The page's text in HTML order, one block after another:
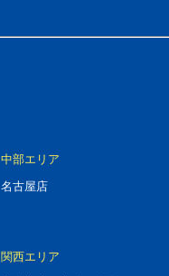
中部エリア
名古屋店
関西エリア